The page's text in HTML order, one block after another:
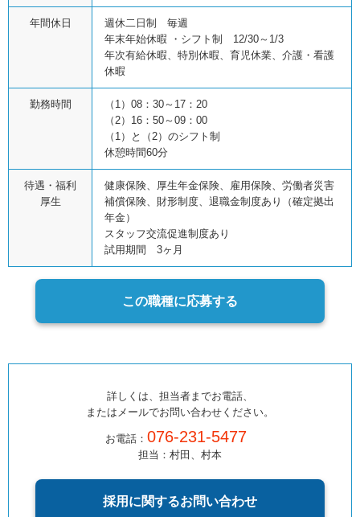
年間休日
週休二日制 毎週
年末年始休暇 ・シフト制 12/30～1/3
年次有給休暇、特別休暇、育児休業、介護・看護
休暇
勤務時間
（1）08：30～17：20
（2）16：50～09：00
（1）と（2）のシフト制
休憩時間60分
待遇・福利
厚生
健康保険、厚生年金保険、雇用保険、労働者災害
補償保険、財形制度、退職金制度あり（確定拠出
年金）
スタッフ交流促進制度あり
試用期間 3ヶ月
この職種に応募する
詳しくは、担当者までお電話、
またはメールでお問い合わせください。
お電話： 076-231-5477
担当：村田、村本
採用に関するお問い合わせ